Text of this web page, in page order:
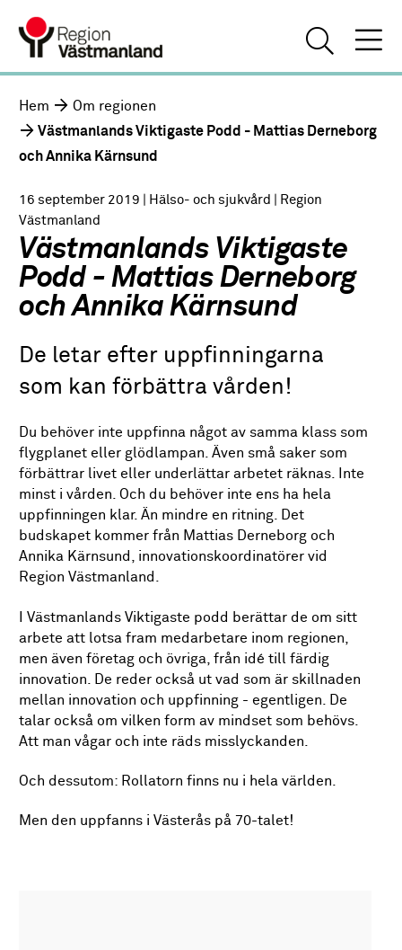
Hem
Om regionen
Västmanlands Viktigaste Podd - Mattias Derneborg
och Annika Kärnsund
16 september 2019 | Hälso- och sjukvård
| Region
Västmanland
Västmanlands Viktigaste
Podd - Mattias Derneborg
och Annika Kärnsund
De letar efter uppfinningarna
som kan förbättra vården!
Du behöver inte uppfinna något av samma klass som
flygplanet eller glödlampan. Även små saker som
förbättrar livet eller underlättar arbetet räknas. Inte
minst i vården. Och du behöver inte ens ha hela
uppfinningen klar. Än mindre en ritning. Det
budskapet kommer från Mattias Derneborg och
Annika Kärnsund, innovationskoordinatörer vid
Region Västmanland.
I Västmanlands Viktigaste podd berättar de om sitt
arbete att lotsa fram medarbetare inom regionen,
men även företag och övriga, från idé till färdig
innovation. De reder också ut vad som är skillnaden
mellan innovation och uppfinning - egentligen. De
talar också om vilken form av mindset som behövs.
Att man vågar och inte räds misslyckanden.
Och dessutom: Rollatorn finns nu i hela världen.
Men den uppfanns i Västerås på 70-talet!